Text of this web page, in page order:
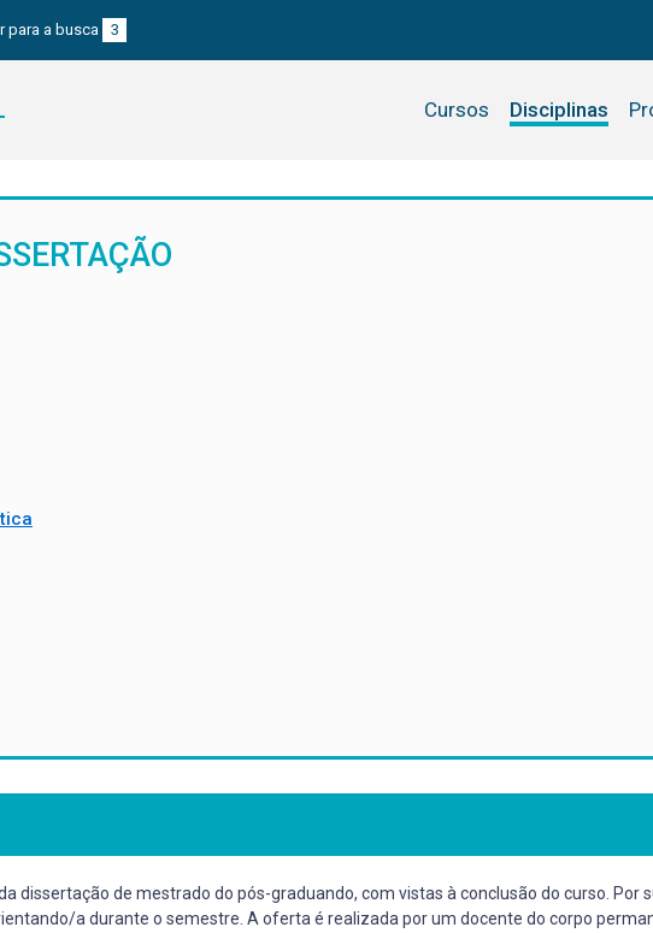
para a busca 3
Cursos Disciplinas
dissertação de mestrado do pós-graduando, com vistas à conclusão do curso.
a durante o semestre. A oferta é realizada por um docente do corpo